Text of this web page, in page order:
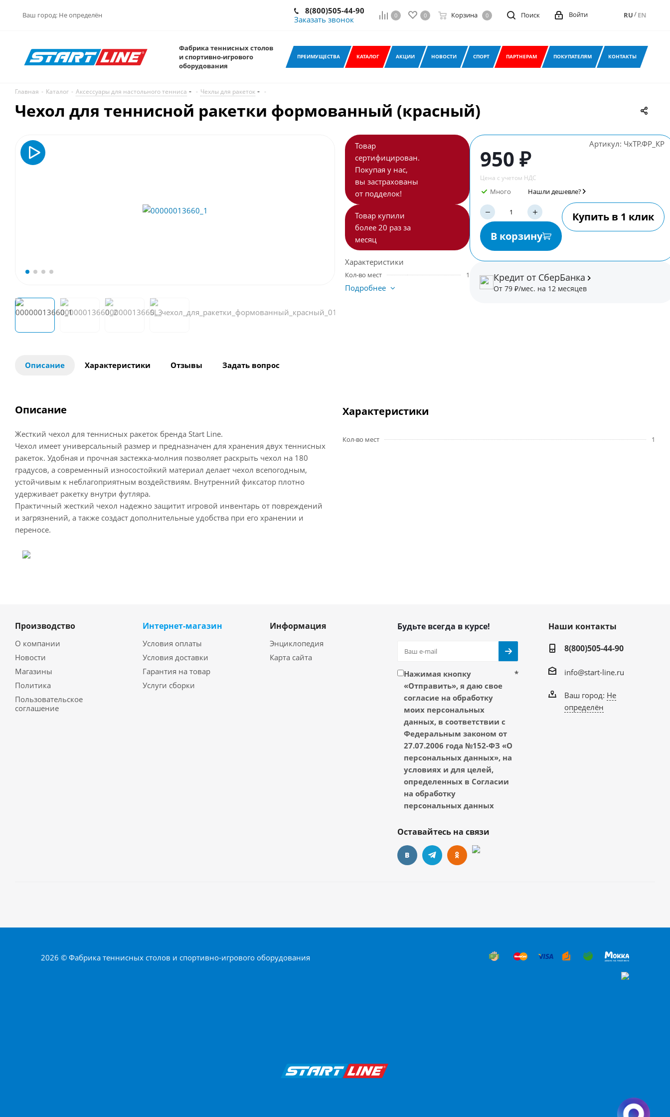
Ваш город: Не определён
8(800)505-44-90
Заказать звонок
0 0 Корзина 0 Поиск Войти RU/EN
Фабрика теннисных столов
и спортивно-игрового
оборудования
ПРЕИМУЩЕСТВА КАТАЛОГ АКЦИИ НОВОСТИ СПОРТ ПАРТНЕРАМ ПОКУПАТЕЛЯМ КОНТАКТЫ
Главная - Каталог - Аксессуары для настольного тенниса - Чехлы для ракеток -
Чехол для теннисной ракетки формованный (красный)
Товар
сертифицирован.
Покупая у нас,
вы застрахованы
от подделок!
Товар купили
более 20 раз за
месяц
Характеристики
Кол-во мест 1
Подробнее
Артикул: ЧхТР.ФР_КР
950 ₽
Цена с учетом НДС
Много Нашли дешевле?
В корзину
Купить в 1 клик
Кредит от СберБанка
От 79 ₽/мес. на 12 месяцев
Описание Характеристики Отзывы Задать вопрос
Описание
Жесткий чехол для теннисных ракеток бренда Start Line.
Чехол имеет универсальный размер и предназначен для хранения двух теннисных
ракеток. Удобная и прочная застежка-молния позволяет раскрыть чехол на 180
градусов, а современный износостойкий материал делает чехол всепогодным,
устойчивым к неблагоприятным воздействиям. Внутренний фиксатор плотно
удерживает ракетку внутри футляра.
Практичный жесткий чехол надежно защитит игровой инвентарь от повреждений
и загрязнений, а также создаст дополнительные удобства при его хранении и
переносе.
Характеристики
Кол-во мест 1
Производство
О компании
Новости
Магазины
Политика
Пользовательское
соглашение
Интернет-магазин
Условия оплаты
Условия доставки
Гарантия на товар
Услуги сборки
Информация
Энциклопедия
Карта сайта
Будьте всегда в курсе!
Нажимая кнопку
«Отправить», я даю свое
согласие на обработку
моих персональных
данных, в соответствии с
Федеральным законом от
27.07.2006 года №152-ФЗ «О
персональных данных», на
условиях и для целей,
определенных в Согласии
на обработку
персональных данных
*
Оставайтесь на связи
Наши контакты
8(800)505-44-90
info@start-line.ru
Ваш город: Не
определён
2026 © Фабрика теннисных столов и спортивно-игрового оборудования